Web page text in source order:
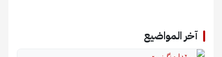
آخر المواضيع